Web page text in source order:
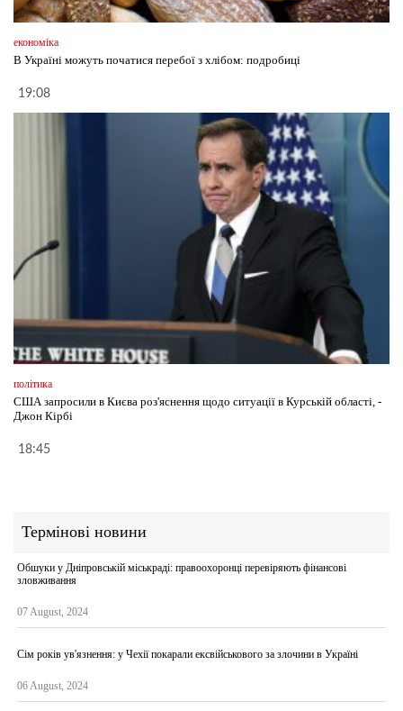
економіка
В Україні можуть початися перебої з хлібом: подробиці
19:08
політика
США запросили в Києва роз'яснення щодо ситуації в Курській області, -
Джон Кірбі
18:45
Термінові новини
Обшуки у Дніпровській міськраді: правоохоронці перевіряють фінансові
зловживання
07 August, 2024
Сім років ув'язнення: у Чехії покарали ексвійськового за злочини в Україні
06 August, 2024